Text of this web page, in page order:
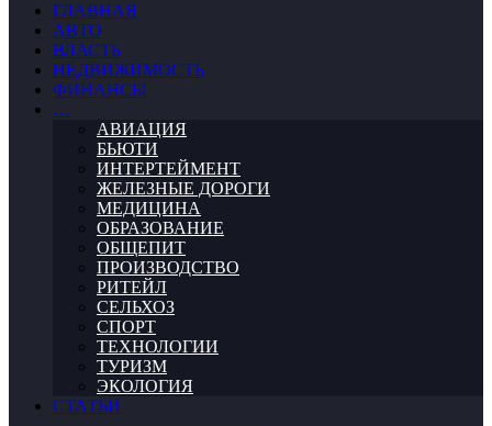
ГЛАВНАЯ
АВТО
ВЛАСТЬ
НЕДВИЖИМОСТЬ
ФИНАНСЫ
…
АВИАЦИЯ
БЬЮТИ
ИНТЕРТЕЙМЕНТ
ЖЕЛЕЗНЫЕ ДОРОГИ
МЕДИЦИНА
ОБРАЗОВАНИЕ
ОБЩЕПИТ
ПРОИЗВОДСТВО
РИТЕЙЛ
СЕЛЬХОЗ
СПОРТ
ТЕХНОЛОГИИ
ТУРИЗМ
ЭКОЛОГИЯ
СТАТЬИ